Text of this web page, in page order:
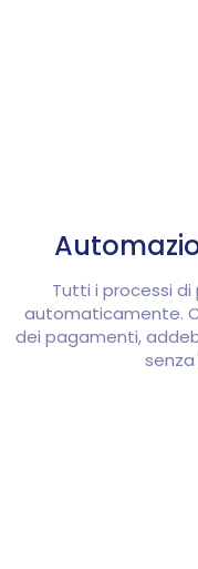
Tutti i processi
automaticamente.
dei pagamenti,